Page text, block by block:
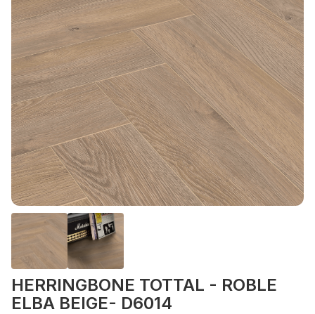
HERRINGBONE TOTTAL - ROBLE
ELBA BEIGE- D6014